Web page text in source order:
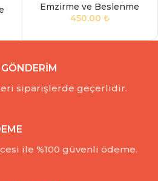
Emzirme ve Beslenme
450.00 ₺
siparişlerde geçerlidir.
ile %100 güvenli ödeme.